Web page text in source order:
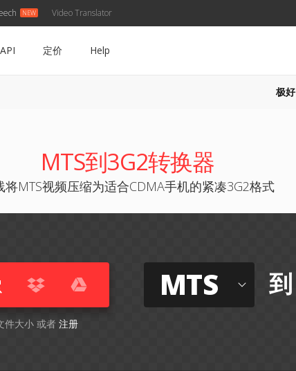
Video Translator
API 定价 Help
极好
MTS到3G2转换器
将MTS视频压缩为适合CDMA手机的紧凑3G2格式
件大小 或者 注册
MTS 到